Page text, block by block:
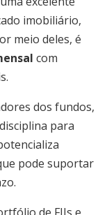
imobiliário,
meio deles, é
com
dos fundos,
para
pode suportar